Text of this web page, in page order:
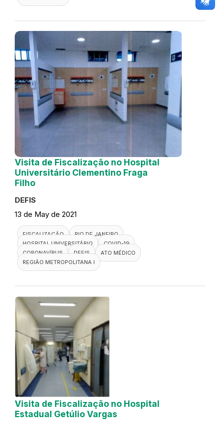
Visita de Fiscalização no Hospital
Universitário Clementino Fraga
Filho
DEFIS
13 de May de 2021
FISCALIZAÇÃO
RIO DE JANEIRO
HOSPITAL UNIVERSITÁRIO
COVID-19
CORONAVÍRUS
DEFIS
ATO MÉDICO
REGIÃO METROPOLITANA I
Visita de Fiscalização no Hospital
Estadual Getúlio Vargas